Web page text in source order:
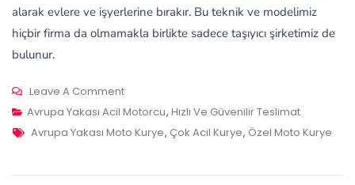
alarak evlere ve işyerlerine bırakır. Bu teknik ve modelimiz
hiçbir firma da olmamakla birlikte sadece taşıyıcı şirketimiz de
bulunur.
Leave A CommentOn
Sultangazi
Motorlu
Kurye
Avrupa Yakası Acil Motorcu, Hızlı Ve Güvenilir Teslimat
Tags
Avrupa Yakası Moto Kurye, Çok Acil Kurye, Özel Moto Kurye